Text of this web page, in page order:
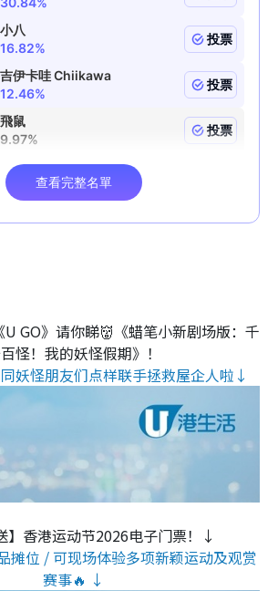
U GO》请你睇👹《蜡笔小新剧场版：千
怪！我的妖怪假期》！
妖怪朋友们点样联手拯救屋企人啦↓
】香港运动节2026电子门票！↓
摊位 / 可现场体验多项新颖运动及观赏
赛事🔥 ↓